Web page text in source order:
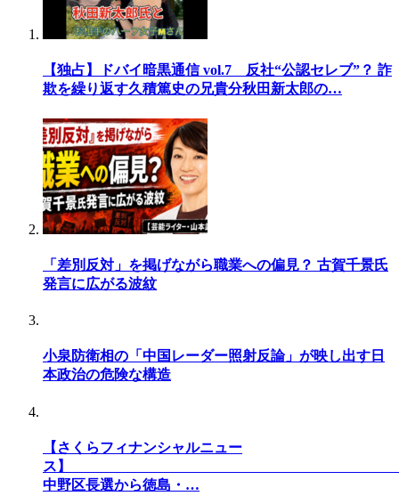
【独占】ドバイ暗黒通信 vol.7 反社“公認セレブ”？ 詐
欺を繰り返す久積篤史の兄貴分秋田新太郎の…
「差別反対」を掲げながら職業への偏見？ 古賀千景氏
発言に広がる波紋
小泉防衛相の「中国レーダー照射反論」が映し出す日
本政治の危険な構造
【さくらフィナンシャルニュー
ス
中野区長選から徳島・…